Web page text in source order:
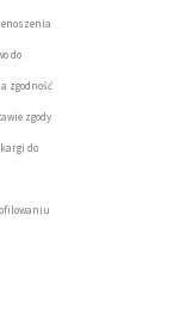
do
zgodność
zgody
do